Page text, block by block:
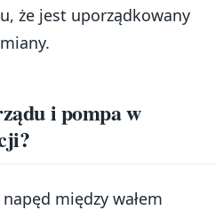
że jest uporządkowany
i pompa w
między wałem